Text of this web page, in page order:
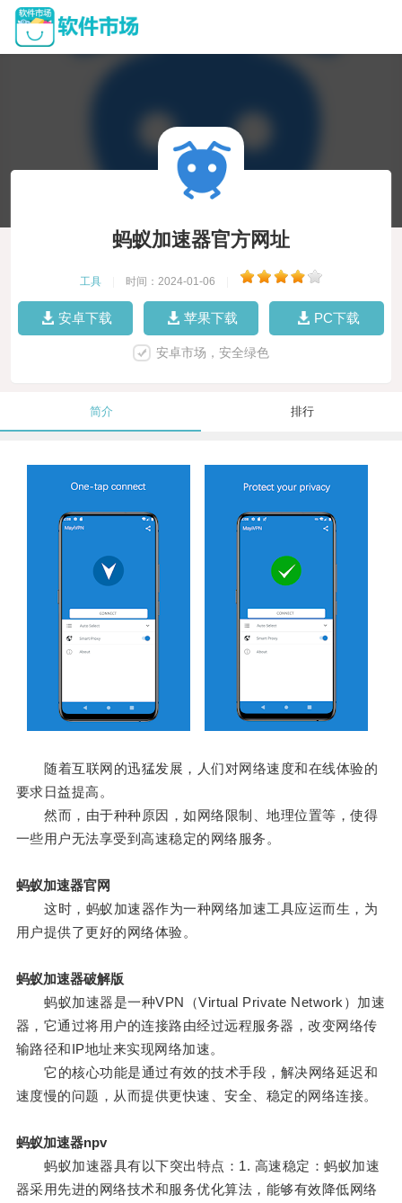
蚂蚁加速器官方网址
工具 时间：2024-01-06
安卓下载 苹果下载 PC下载
安卓市场，安全绿色
简介 排行
随着互联网的迅猛发展，人们对网络速度和在线体验的
要求日益提高。
然而，由于种种原因，如网络限制、地理位置等，使得
一些用户无法享受到高速稳定的网络服务。
蚂蚁加速器官网
这时，蚂蚁加速器作为一种网络加速工具应运而生，为
用户提供了更好的网络体验。
蚂蚁加速器破解版
蚂蚁加速器是一种VPN（Virtual Private Network）加速
器，它通过将用户的连接路由经过远程服务器，改变网络传
输路径和IP地址来实现网络加速。
它的核心功能是通过有效的技术手段，解决网络延迟和
速度慢的问题，从而提供更快速、安全、稳定的网络连接。
蚂蚁加速器npv
蚂蚁加速器具有以下突出特点：1. 高速稳定：蚂蚁加速
器采用先进的网络技术和服务优化算法，能够有效降低网络